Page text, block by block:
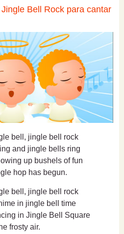
Bell Rock para cantar
bell, jingle bell rock
and jingle bells ring
up bushels of fun
hop has begun.
bell, jingle bell rock
in jingle bell time
in Jingle Bell Square
frosty air.